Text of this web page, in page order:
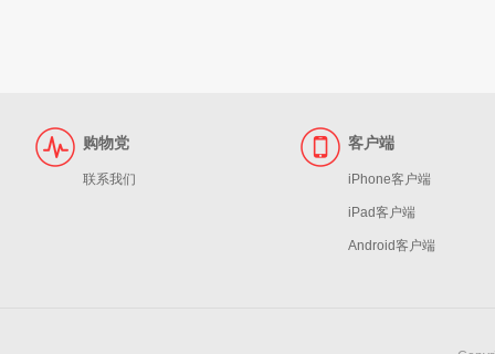
购物党
联系我们
客户端
iPhone客户端
iPad客户端
Android客户端